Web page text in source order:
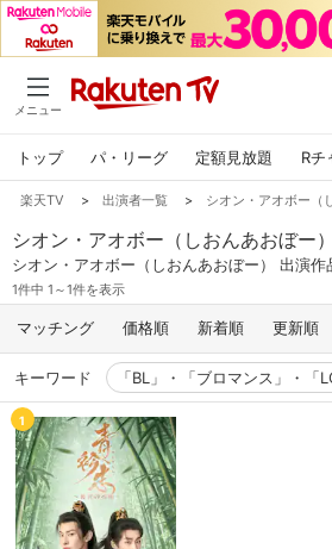
メニュー
トップ パ・リーグ 定額見放題 Rチ
楽天TV > 出演者一覧 > シオン・アオボー（
シオン・アオボー（しおんあおぼー）
シオン・アオボー（しおんあおぼー） 出演作
1件中 1～1件を表示
マッチング 価格順 新着順 更新順
キーワード 「BL」・「ブロマンス」・「
1